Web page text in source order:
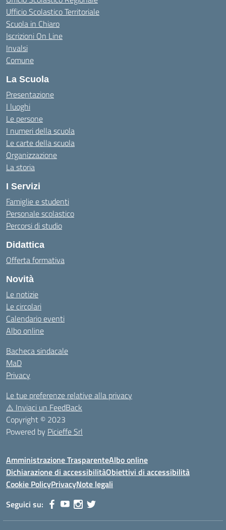
Ufficio Scolastico Territoriale
Scuola in Chiaro
Iscrizioni On Line
Invalsi
Comune
La Scuola
Presentazione
I luoghi
Le persone
I numeri della scuola
Le carte della scuola
Organizzazione
La storia
I Servizi
Famiglie e studenti
Personale scolastico
Percorsi di studio
Didattica
Offerta formativa
Novità
Le notizie
Le circolari
Calendario eventi
Albo online
Bacheca sindacale
MaD
Privacy
Le tue preferenze relative alla privacy
⚠️ Inviaci un FeedBack
Copyright © 2023
Powered by Picieffe Srl
Amministrazione TrasparenteAlbo online
Dichiarazione di accessibilitàObiettivi di accessibilità
Cookie PolicyPrivacyNote legali
Seguici su: